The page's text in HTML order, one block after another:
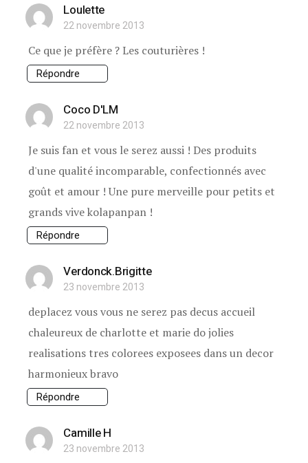
Loulette
22 novembre 2013
Ce que je préfère ? Les couturières !
Répondre
Coco D'LM
22 novembre 2013
Je suis fan et vous le serez aussi ! Des produits
d'une qualité incomparable, confectionnés avec
goût et amour ! Une pure merveille pour petits et
grands vive kolapanpan !
Répondre
Verdonck.brigitte
23 novembre 2013
deplacez vous vous ne serez pas decus accueil
chaleureux de charlotte et marie do jolies
realisations tres colorees exposees dans un decor
harmonieux bravo
Répondre
Camille H
23 novembre 2013